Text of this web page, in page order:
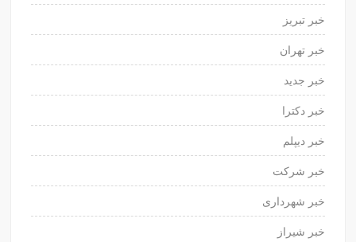
خبر تبریز
خبر تهران
خبر جدید
خبر دکترا
خبر دیپلم
خبر شرکت
خبر شهرداری
خبر شیراز